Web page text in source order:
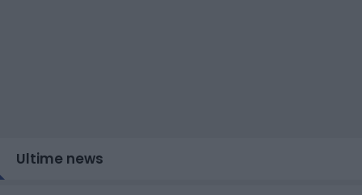
Ultime news